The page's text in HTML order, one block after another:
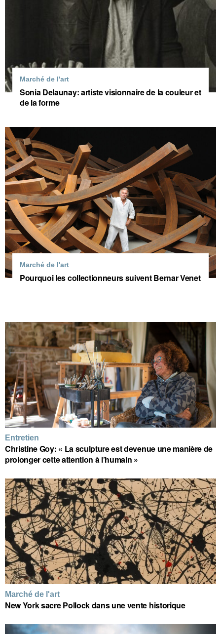
Marché de l'art
Sonia Delaunay: artiste visionnaire de la couleur et
de la forme
Marché de l'art
Pourquoi les collectionneurs suivent Bernar Venet
Entretien
Christine Goy: « La sculpture est devenue une manière de
prolonger cette attention à l’humain »
Marché de l'art
New York sacre Pollock dans une vente historique